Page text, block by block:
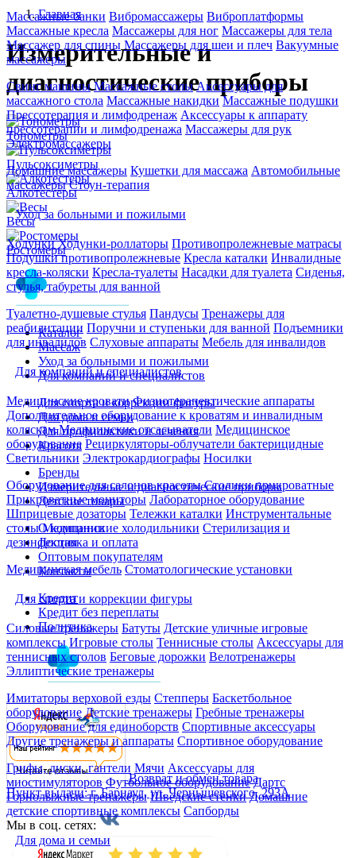
Массажные банки Вибромассажеры Виброплатформы
Массажные кресла Массажеры для ног Массажеры для тела
Массажер для спины Массажеры для шеи и плеч Вакуумные
массажеры
Свинг машины Массажные столы Аксессуары для
массажного стола Массажные накидки Массажные подушки
Прессотерапия и лимфодренаж Аксессуары к аппарату
прессотерапии и лимфодренажа Массажеры для рук
Электромассажеры
Домашние массажеры Кушетки для массажа Автомобильные
массажеры Стоун-терапия
Уход за больными и пожилыми
ХодункиХодунки-роллаторы Противопролежневые матрасы
Подушки противопролежневые Кресла каталки Инвалидные
кресла-коляски Кресла-туалеты Насадки для туалета Сиденья,
стулья, табуреты для ванной
Туалетно-душевые стулья Пандусы Тренажеры для
реабилитации Поручни и ступеньки для ванной Подъемники
для инвалидов Слуховые аппараты Мебель для инвалидов
Для компаний и специалистов
Медицинские кровати Физиотерапевтические аппараты
Дополнительное оборудование к кроватям и инвалидным
коляскам Медицинские отсасыватели Медицинское
оборудование Рециркуляторы-облучатели бактерицидные
Светильники Электрокардиографы Носилки
Оборудование для салонов красоты Столики прикроватные
Прикроватные мониторы Лабораторное оборудование
Шприцевые дозаторы Тележки каталки Инструментальные
столы Медицинские холодильники Стерилизация и
дезинфекция
Медицинская мебель Стоматологические установки
Для спорта и коррекции фигуры
Силовые тренажеры Батуты Детские уличные игровые
комплексы Игровые столы Теннисные столы Аксессуары для
теннисных столов Беговые дорожки Велотренажеры
Эллиптические тренажеры
Имитаторы верховой езды Степперы Баскетбольное
оборудование Детские тренажеры Гребные тренажеры
Оборудование для единоборств Спортивные аксессуары
Другие тренажеры и аппараты Спортивное оборудование
Грифы, диски, гантели Мячи Аксессуары для
миостимуляторов Футбольное оборудование Дартс
Горнолыжные тренажёры Шведские стенки Домашние
детские спортивные комплексы Сапборды
Для дома и семьи
Главная
Измерительные и
диагностические приборы
Тонометры
Пульсоксиметры
Алкотестеры
Весы
Ростомеры
Каталог
Массаж
Уход за больными и пожилыми
Для компаний и специалистов
Для спорта и коррекции фигуры
Для дома и семьи
Для профилактики и лечения
Красота
Бренды
Измерительные и диагностические приборы
Детские товары
О компании
Доставка и оплата
Оптовым покупателям
Контакты
Кредит
Кредит без переплаты
Политика
Возврат и обмен товара
Пункт выдачи: г. Барнаул, ул. Чернышевского, 293А
Мы в соц. сетях: